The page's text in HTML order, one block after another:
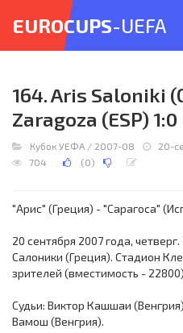
EUROCUPS-UEFA
164. Aris Saloniki
Zaragoza (ESP) 1:0
Кубок УЕФА / 2007-08 20-
704
(0)
"Арис" (Греция) - "Сарагоса"
20 сентября 2007 года,
Салоники (Греция). Стадион
зрителей (вместимость -
Судьи: Виктор Кашшаи
Вамош (Венгрия).